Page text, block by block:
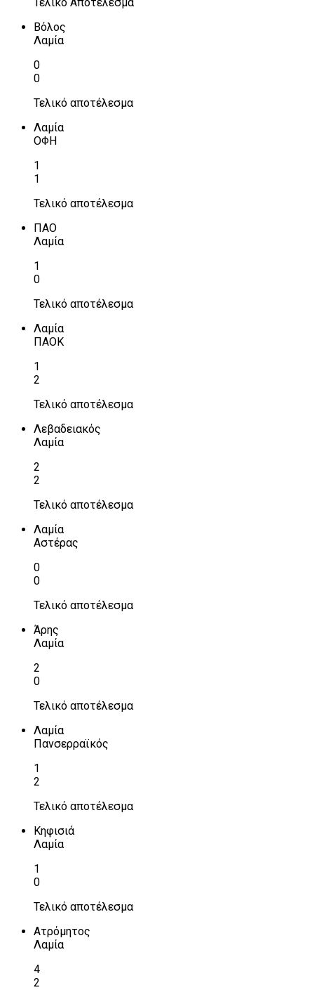
Βόλος
Λαμία
0
0
Τελικό αποτέλεσμα
Λαμία
ΟΦΗ
1
1
Τελικό αποτέλεσμα
ΠΑΟ
Λαμία
1
0
Τελικό αποτέλεσμα
Λαμία
ΠΑΟΚ
1
2
Τελικό αποτέλεσμα
Λεβαδειακός
Λαμία
2
2
Τελικό αποτέλεσμα
Λαμία
Αστέρας
0
0
Τελικό αποτέλεσμα
Άρης
Λαμία
2
0
Τελικό αποτέλεσμα
Λαμία
Πανσερραϊκός
1
2
Τελικό αποτέλεσμα
Κηφισιά
Λαμία
1
0
Τελικό αποτέλεσμα
Ατρόμητος
Λαμία
4
2